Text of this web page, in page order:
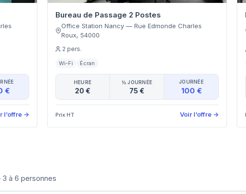
€
l’offre →
Bureau de Passage 2 Postes
Office Station Nancy — Rue Edmonde Charles
Roux, 54000
2 pers.
Wi-Fi Écran
HEURE
20 €
½ JOURNÉE
75 €
JOURNÉE
100 €
Prix HT Voir l’offre →
3 à 6 personnes